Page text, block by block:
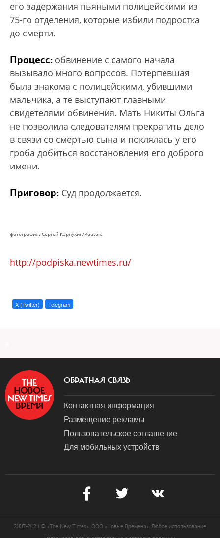
его задержания пьяными полицейскими из
75-го отделения, которые избили подростка
до смерти.
Процесс: обвинение с самого начала
вызывало много вопросов. Потерпевшая
была знакома с полицейскими, убившими
мальчика, а те выступают главными
свидетелями обвинения. Мать Никиты Ольга
не позволила следователям прекратить дело
в связи со смертью сына и поклялась у его
гроба добиться восстановления его доброго
имени.
Приговор: Суд продолжается.
фотография: Сергей Карпухин/Reuters
http://podpiska.newtimes.ru/
X (Twitter) Telegram
ОБРАТНАЯ СВЯЗЬ
Контактная информация
Размещение рекламы
Пользовательское соглашение
Для мобильных устройств
2007-2024 © «The New Times». ООО «Новые Времена». Любое использование